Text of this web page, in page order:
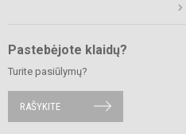
Pastebėjote klaidų?
Turite pasiūlymų?
RAŠYKITE